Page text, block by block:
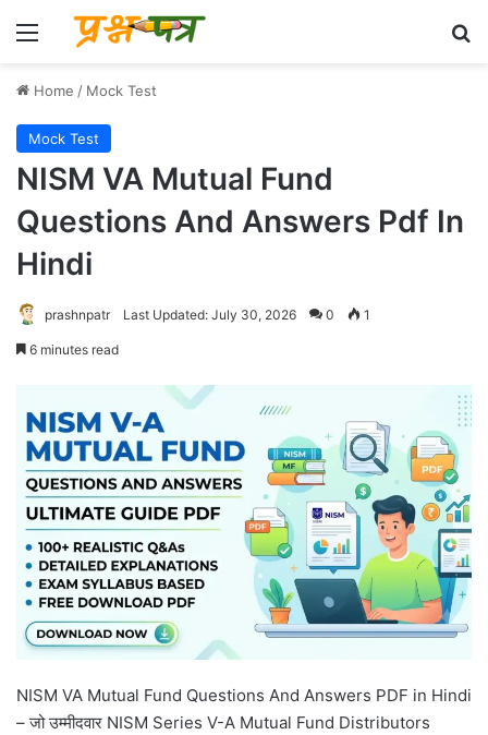
Menu
Home / Mock Test
Mock Test
NISM VA Mutual Fund
Questions And Answers Pdf In
Hindi
prashnpatr Last Updated: July 30, 2026 0 1
6 minutes read
NISM VA Mutual Fund Questions And Answers PDF in Hindi
– जो उम्मीदवार NISM Series V-A Mutual Fund Distributors